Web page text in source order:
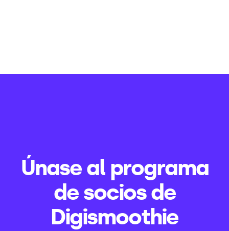
Únase al programa
de socios de
Digismoothie